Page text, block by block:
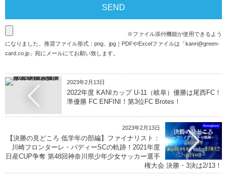
※ファイル添付機能が使用できるよう
になりました。推奨ファイル形式：png、jpg｜PDFやExcelファイルは「kanri@green-
card.co.jp 」宛にメールにてお願い致します。
2023年2月13日
2022年度 KANIカップ U-11（岐阜）優勝は尾西FC！
準優勝 FC ENFINI！第3位FC Brotes！
2023年2月13日
【決勝の見どころ 低学年の部編】ファイナリスト：
川崎フロンターレ・バディーSCの軌跡！2021年度
日産CUP争奪 第48回神奈川県少年少女サッカー選手
権大会 決勝・3決は2/13！